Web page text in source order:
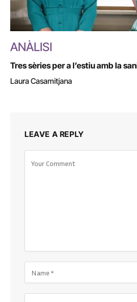
ANÀLISI
Tres sèries per a l’estiu amb la
Laura Casamitjana
LEAVE A REPLY